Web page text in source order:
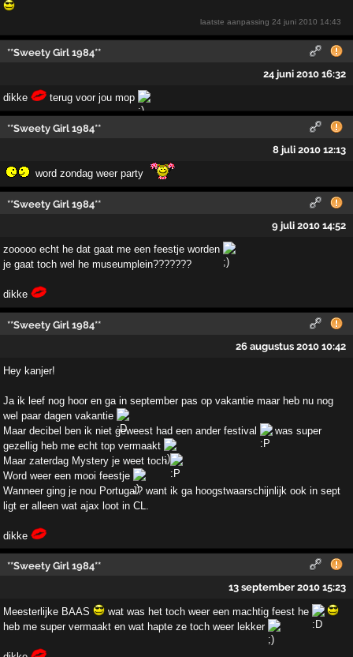
laatste aanpassing24 juni 2010 14:43
**Sweety Girl 1984**
24 juni 2010 16:32
dikke terug voor jou mop
**Sweety Girl 1984**
8 juli 2010 12:13
word zondag weer party
**Sweety Girl 1984**
9 juli 2010 14:52
zooooo echt he dat gaat me een feestje worden
je gaat toch wel he museumplein???????
dikke
**Sweety Girl 1984**
26 augustus 2010 10:42
Hey kanjer!
Ja ik leef nog hoor en ga in september pas op vakantie maar heb nu nog
wel paar dagen vakantie
Maar decibel ben ik niet geweest had een ander festival
was super
gezellig heb me echt top vermaakt
Maar zaterdag Mystery je weet toch
Word weer een mooi feestje
Wanneer ging je nou Portugal? want ik ga hoogstwaarschijnlijk ook in sept
ligt er alleen wat ajax loot in CL.
dikke
**Sweety Girl 1984**
13 september 2010 15:23
Meesterlijke BAAS
wat was het toch weer een machtig feest he
heb me super vermaakt en wat hapte ze toch weer lekker